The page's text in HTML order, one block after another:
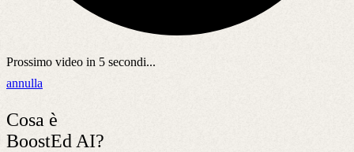
Prossimo video in 5 secondi...
annulla
Cosa è
BoostEd AI?